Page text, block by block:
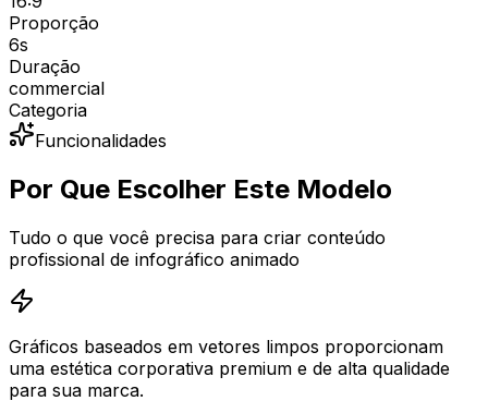
Proporção
6s
Duração
commercial
Categoria
Funcionalidades
Por Que Escolher Este Modelo
Tudo o que você precisa para criar conteúdo
profissional de infográfico animado
Gráficos baseados em vetores limpos proporcionam
uma estética corporativa premium e de alta qualidade
para sua marca.